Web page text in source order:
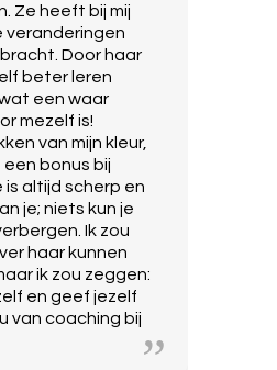
Ze heeft bij mij
veranderingen
Door haar
beter leren
een waar
mezelf is!
van mijn kleur,
bonus bij
is altijd scherp en
je; niets kun je
Ik zou
haar kunnen
ik zou zeggen:
en geef jezelf
van coaching bij